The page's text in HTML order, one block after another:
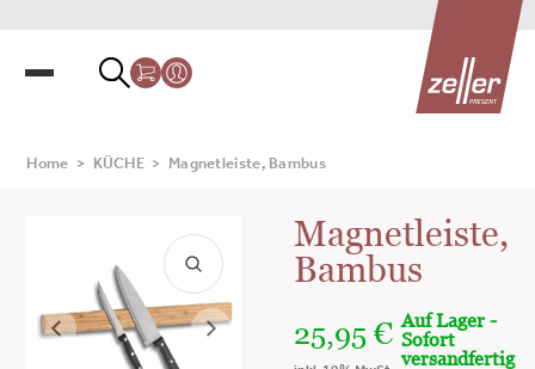
Home > KÜCHE > Magnetleiste, Bambus
Magnetleiste,
Bambus
25,95€ Auf Lager -
Sofort
versandfertig